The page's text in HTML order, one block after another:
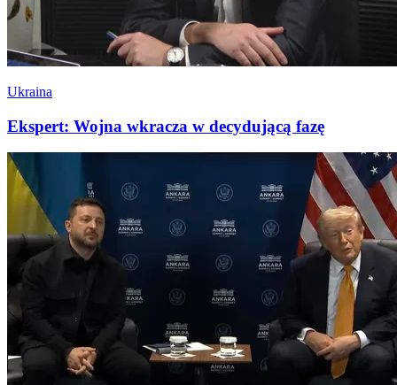
Ukraina
Ekspert: Wojna wkracza w decydującą fazę